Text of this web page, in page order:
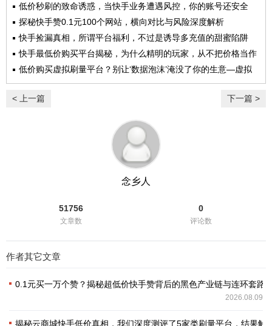
低价秒刷的致命诱惑，当快手业务遭遇风控，你的账号还安全
吗？
探秘快手赞0.1元100个网站，横向对比与风险深度解析
快手捡漏真相，所谓平台福利，不过是诱导多充值的甜蜜陷阱
快手最低价购买平台揭秘，为什么精明的玩家，从不把价格当作
第一标准？
低价购买虚拟刷量平台？别让‘数据泡沫’淹没了你的生意—虚拟
刷量平台选购避坑指南
< 上一篇
下一篇 >
念乡人
51756
文章数
0
评论数
作者其它文章
0.1元买一万个赞？揭秘超低价快手赞背后的黑色产业链与连环套路
2026.08.09
揭秘云商城快手低价真相，我们深度测评了5家类刷量平台，结果触